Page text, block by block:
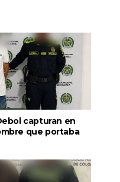
capturan en
que portaba